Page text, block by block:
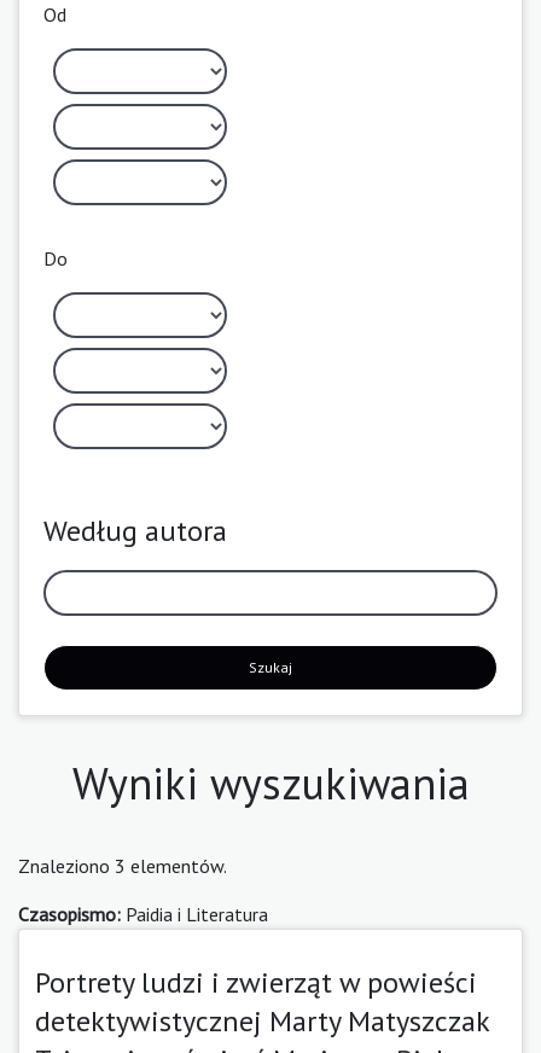
Od
Do
Według autora
Szukaj
Wyniki wyszukiwania
Znaleziono 3 elementów.
Czasopismo: Paidia i Literatura
Portrety ludzi i zwierząt w powieści
detektywistycznej Marty Matyszczak